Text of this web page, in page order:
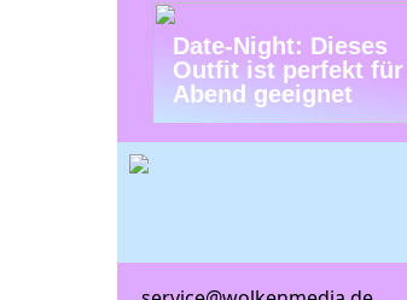
Date-Night: Dieses
Outfit ist perfekt für
Abend geeignet